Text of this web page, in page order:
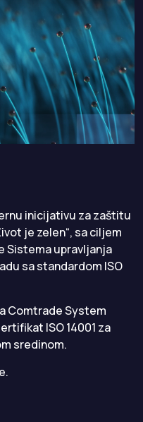
inicijativu za zaštitu
je zelen“, sa ciljem
Sistema upravljanja
sa standardom ISO
Comtrade System
ISO 14001 za
sredinom.